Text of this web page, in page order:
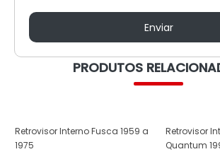
Retrovisor Interno Fusca 1959 a
1975
Retrovisor
Quantum
PRODUTOS